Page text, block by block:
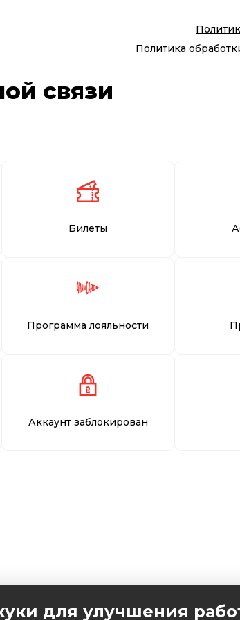
Политика
связи
Билеты
Программа лояльности
Аккаунт заблокирован
для улучшения